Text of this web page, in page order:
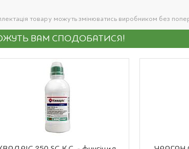
товару можуть змінюватись виробником без
ВАМ СПОДОБАТИСЯ!